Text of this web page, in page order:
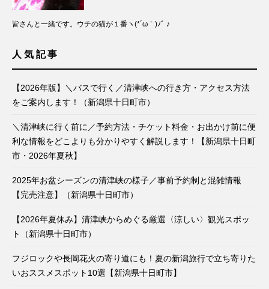
皆さんと一緒です。ウチの猫が１番ヽ(*´ω｀)ﾉﾞ ♪
人気記事
【2026年版】＼バスで行く／清津峡への行き方・アクセス方法
をご案内します！（新潟県十日町市）
＼清津峡に行く前に／予約方法・チケット料金・お出かけ前に便
利な情報をどこよりも分かりやすく解説します！【新潟県十日町
市・2026年夏秋】
2025年お盆シーズンの清津峡の様子／事前予約制と混雑情報
【完売注意】（新潟県十日町市）
【2026年夏休み】清津峡からめぐる厳選〈涼しい〉観光スポッ
ト（新潟県十日町市）
フジロックや長岡花火の寄り道にも！夏の新潟旅行で立ち寄りた
いおススメスポット10選【新潟県十日町市】